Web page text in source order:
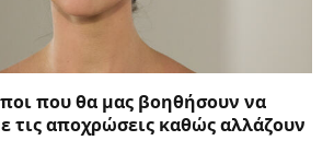
που θα μας βοηθήσουν να
τις αποχρώσεις καθώς αλλάζουν